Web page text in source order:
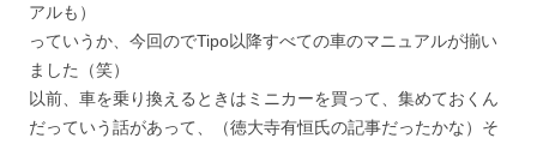
アルも）
っていうか、今回のでTipo以降すべての車のマニュアルが揃い
ました（笑）
以前、車を乗り換えるときはミニカーを買って、集めておくん
だっていう話があって、（徳大寺有恒氏の記事だったかな）そ